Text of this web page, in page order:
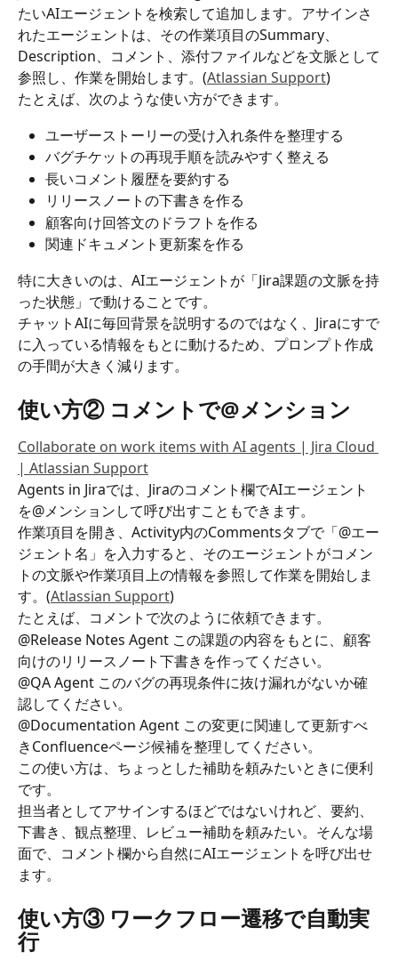
たいAIエージェントを検索して追加します。アサインさ
れたエージェントは、その作業項目のSummary、
Description、コメント、添付ファイルなどを文脈として
参照し、作業を開始します。(Atlassian Support)
たとえば、次のような使い方ができます。
ユーザーストーリーの受け入れ条件を整理する
バグチケットの再現手順を読みやすく整える
長いコメント履歴を要約する
リリースノートの下書きを作る
顧客向け回答文のドラフトを作る
関連ドキュメント更新案を作る
特に大きいのは、AIエージェントが「Jira課題の文脈を持
った状態」で動けることです。
チャットAIに毎回背景を説明するのではなく、Jiraにすで
に入っている情報をもとに動けるため、プロンプト作成
の手間が大きく減ります。
使い方② コメントで@メンション
Collaborate on work items with AI agents | Jira Cloud
| Atlassian Support
Agents in Jiraでは、Jiraのコメント欄でAIエージェント
を@メンションして呼び出すこともできます。
作業項目を開き、Activity内のCommentsタブで「@エー
ジェント名」を入力すると、そのエージェントがコメン
トの文脈や作業項目上の情報を参照して作業を開始しま
す。(Atlassian Support)
たとえば、コメントで次のように依頼できます。
@Release Notes Agent この課題の内容をもとに、顧客
向けのリリースノート下書きを作ってください。
@QA Agent このバグの再現条件に抜け漏れがないか確
認してください。
@Documentation Agent この変更に関連して更新すべ
きConfluenceページ候補を整理してください。
この使い方は、ちょっとした補助を頼みたいときに便利
です。
担当者としてアサインするほどではないけれど、要約、
下書き、観点整理、レビュー補助を頼みたい。そんな場
面で、コメント欄から自然にAIエージェントを呼び出せ
ます。
使い方③ ワークフロー遷移で自動実
行